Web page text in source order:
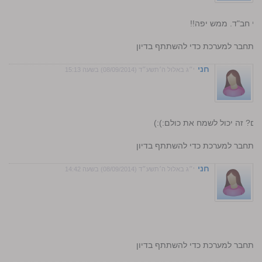
חב"ד. ממש יפה!!
התחבר למערכת כדי להשתתף בדיון
חני י״ג באלול ה׳תשע״ד (08/09/2014) בשעה 15:13
זה יכול לשמח את כולם:):)
התחבר למערכת כדי להשתתף בדיון
חני י״ג באלול ה׳תשע״ד (08/09/2014) בשעה 14:42
התחבר למערכת כדי להשתתף בדיון